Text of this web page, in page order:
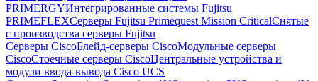
PRIMERGYИнтегрированные системы Fujitsu
PRIMEFLEXСерверы Fujitsu Primequest Mission CriticalСнятые
с производства серверы Fujitsu
Серверы CiscoБлейд-серверы CiscoМодульные серверы
CiscoСтоечные серверы CiscoЦентральные устройства и
модули ввода-вывода Cisco UCS